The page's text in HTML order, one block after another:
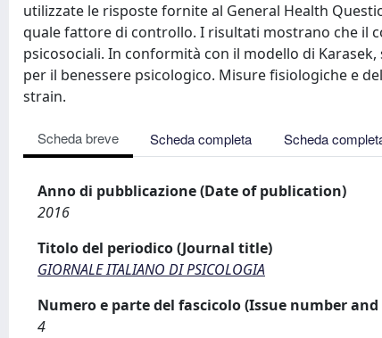
utilizzate le risposte fornite al General Health
quale fattore di controllo. I risultati mostrano che il
psicosociali. In conformità con il modello di
per il benessere psicologico. Misure fisiologiche e
strain.
Scheda breve Scheda completa Scheda
Anno di pubblicazione (Date of publication)
2016
Titolo del periodico (Journal title)
GIORNALE ITALIANO DI PSICOLOGIA
Numero e parte del fascicolo (Issue number
4